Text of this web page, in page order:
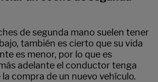
de segunda mano suelen tener
también es cierto que su vida
es menor, por lo que es
adelante el conductor tenga
compra de un nuevo vehículo.